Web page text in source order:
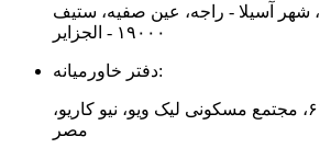
قطعه شماره ۱۱۰، شهر آسیلا - راجه، عین صفیه، ستیف
۱۹۰۰۰ - الجزایر
دفتر خاورمیانه:
طبقه اول، ساختمان ۶۱، مجتمع مسکونی لیک ویو، نیو کاریو،
مصر